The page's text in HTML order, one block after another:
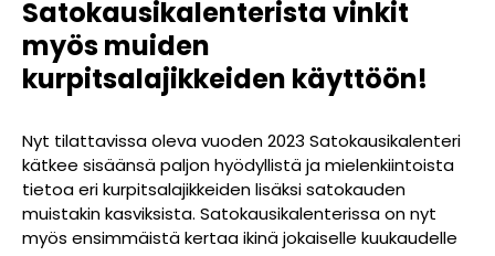
Satokausikalenterista vinkit
myös muiden
kurpitsalajikkeiden käyttöön!
Nyt tilattavissa oleva vuoden 2023 Satokausikalenteri
kätkee sisäänsä paljon hyödyllistä ja mielenkiintoista
tietoa eri kurpitsalajikkeiden lisäksi satokauden
muistakin kasviksista. Satokausikalenterissa on nyt
myös ensimmäistä kertaa ikinä jokaiselle kuukaudelle